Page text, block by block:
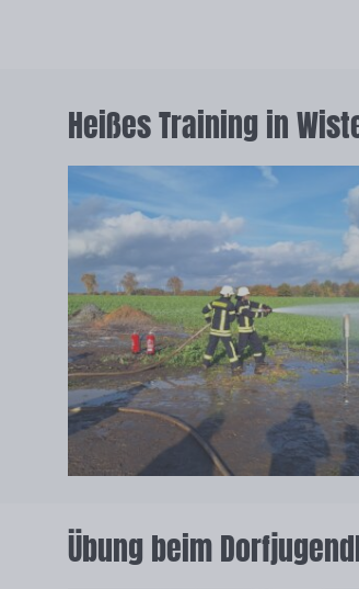
Heißes Training in
Übung beim